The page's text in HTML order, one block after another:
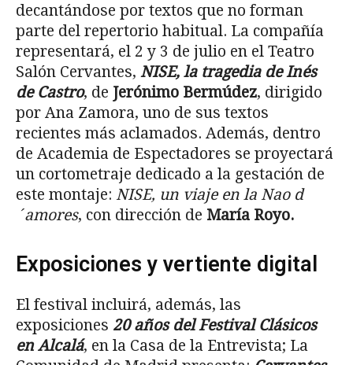
decantándose por textos que no forman
parte del repertorio habitual. La compañía
representará, el 2 y 3 de julio en el Teatro
Salón Cervantes, NISE, la tragedia de Inés
de Castro, de Jerónimo Bermúdez, dirigido
por Ana Zamora, uno de sus textos
recientes más aclamados. Además, dentro
de Academia de Espectadores se proyectará
un cortometraje dedicado a la gestación de
este montaje: NISE, un viaje en la Nao d
´amores, con dirección de María Royo.
Exposiciones y vertiente digital
El festival incluirá, además, las
exposiciones 20 años del Festival Clásicos
en Alcalá, en la Casa de la Entrevista; La